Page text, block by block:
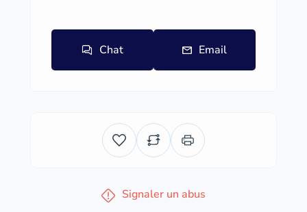
Chat Email
Signaler un abus